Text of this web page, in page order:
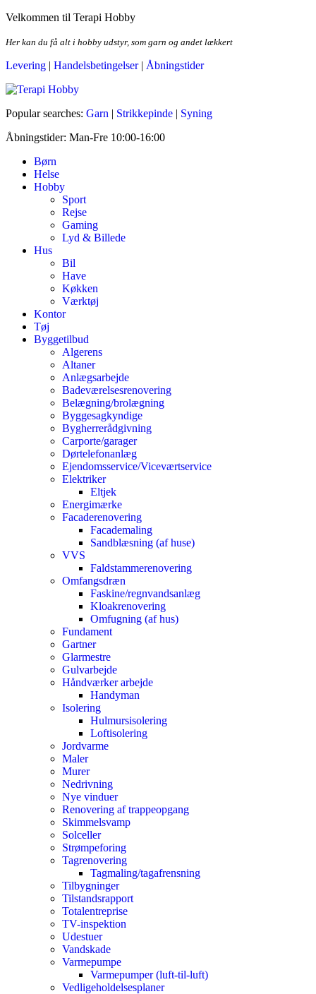
Skip
the
Velkommen til Terapi Hobby
Her kan du få alt i hobby udstyr, som garn og andet lækkert
Levering | Handelsbetingelser| Åbningstider
Terapi Hobby
Popular searches: Garn | Strikkepinde | Syning
Åbningstider: Man-Fre 10:00-16:00
Børn
Helse
Hobby
Sport
Rejse
Gaming
Lyd & Billede
Hus
Bil
Have
Køkken
Værktøj
Kontor
Tøj
Byggetilbud
Algerens
Altaner
Anlægsarbejde
Badeværelsesrenovering
Belægning/brolægning
Byggesagkyndige
Bygherrerådgivning
Carporte/garager
Dørtelefonanlæg
Ejendomsservice/Viceværtservice
Elektriker
Eltjek
Energimærke
Facaderenovering
Facademaling
Sandblæsning (af huse)
VVS
Faldstammerenovering
Omfangsdræn
Faskine/regnvandsanlæg
Kloakrenovering
Omfugning (af hus)
Fundament
Gartner
Glarmestre
Gulvarbejde
Håndværker arbejde
Handyman
Isolering
Hulmursisolering
Loftisolering
Jordvarme
Maler
Murer
Nedrivning
Nye vinduer
Renovering af trappeopgang
Skimmelsvamp
Solceller
Strømpeforing
Tagrenovering
Tagmaling/tagafrensning
Tilbygninger
Tilstandsrapport
Totalentreprise
TV-inspektion
Udestuer
Vandskade
Varmepumpe
Varmepumper (luft-til-luft)
Vedligeholdelsesplaner